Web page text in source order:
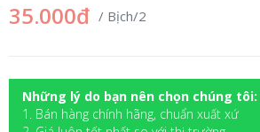
35.000đ / Bịch/2
Những lý do bạn nên chọn chúng tôi:
1. Bán hàng chính hãng, chuẩn xuất xứ